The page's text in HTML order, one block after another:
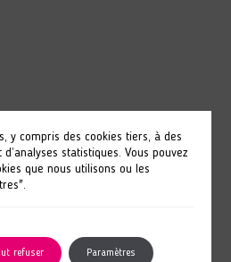
y compris des cookies tiers, à des
statistiques. Vous pouvez
que nous utilisons ou les
refuser Paramètres